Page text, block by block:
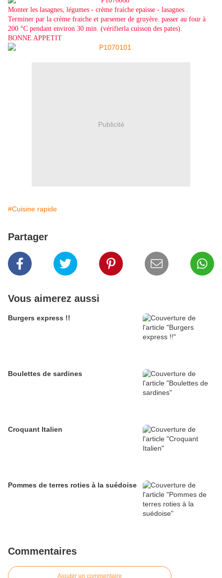
Monter les lasagnes, légumes - crème fraiche epaisse - lasagnes .
Terminer par la crème fraiche et parsemer de gruyère. passer au four à
200 °C pendant environ 30 min. (vérifierla cuisson des pates).
BONNE APPETIT
Publicité
#Cuisine rapide
Partager
Vous aimerez aussi
Burgers express !!
Boulettes de sardines
Croquant Italien
Pommes de terres roties à la suédoise
Commentaires
Ajouter un commentaire